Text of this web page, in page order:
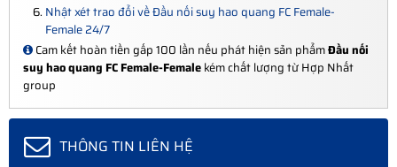
Nhật xét trao đổi về Đầu nối suy hao quang FC Female-
Female 24/7
Cam kết hoàn tiền gấp 100 lần nếu phát hiện sản phẩmĐầu nối
suy hao quang FC Female-Femalekém chất lượng từ Hợp Nhất
group
THÔNG TIN LIÊN HỆ